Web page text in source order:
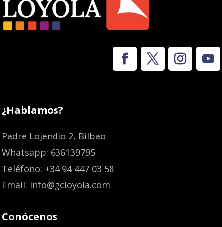
¿Hablamos?
Padre Lojendio 2, Bilbao
Whatsapp: 636139795
Teléfono: +34 94 447 03 58
Email: info@gcloyola.com
Conócenos